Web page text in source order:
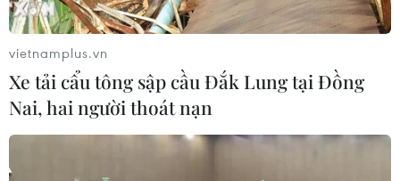
vietnamplus.vn
Xe tải cẩu tông sập cầu Đắk Lung tại Đồng
Nai, hai người thoát nạn